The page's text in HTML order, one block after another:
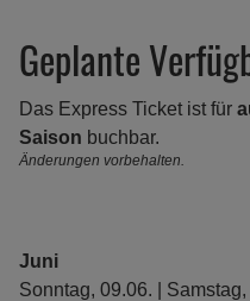
Geplante
Das Express Ticket ist für
Saison buchbar.
Änderungen vorbehalten.
Juni
Sonntag, 09.06. | Samstag,